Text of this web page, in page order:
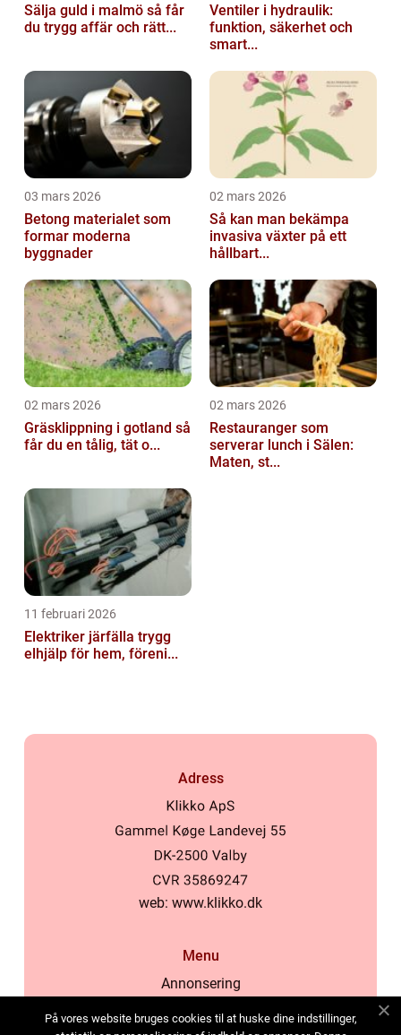
Sälja guld i malmö så får
du trygg affär och rätt...
Ventiler i hydraulik:
funktion, säkerhet och
smart...
03 mars 2026
Betong materialet som
formar moderna
byggnader
02 mars 2026
Så kan man bekämpa
invasiva växter på ett
hållbart...
02 mars 2026
Gräsklippning i gotland så
får du en tålig, tät o...
02 mars 2026
Restauranger som
serverar lunch i Sälen:
Maten, st...
11 februari 2026
Elektriker järfälla trygg
elhjälp för hem, föreni...
Adress
web: www.klikko.dk
Menu
Annonsering
På vores website bruges cookies til at huske dine indstillinger,